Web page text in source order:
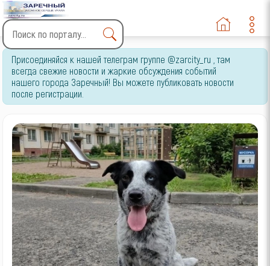
Type 2 or more characters
for results.
Присоединяйся к нашей телеграм группе @zarcity_ru , там
всегда свежие новости и жаркие обсуждения событий
нашего города Заречный! Вы можете публиковать новости
после регистрации.